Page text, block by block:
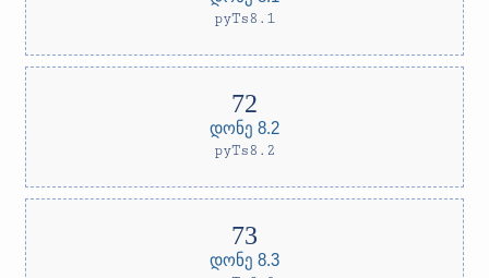
pyTs8.1
დონე 8.2
pyTs8.2
დონე 8.3